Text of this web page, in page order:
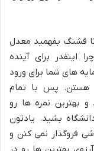
قشنگ بفهمید معدل
اینقدر برای آینده
های شما برای ورود
هستن. پس با تمام
و بهترین نمره ها رو
بشید. یادتون
فروگذار نمی کنن و